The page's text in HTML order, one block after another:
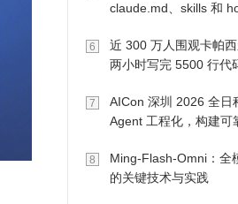
claude.md、skills 和
6
近 300 万人围观卡帕
两小时写完 5500 行代
7
AICon 深圳 2026 全日
Agent 工程化，构建可
8
Ming-Flash-Omni：全
的关键技术与实践